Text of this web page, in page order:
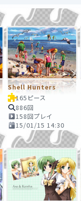
Shell Hunters
165ピース
886回
158回プレイ
15/01/15 14:30